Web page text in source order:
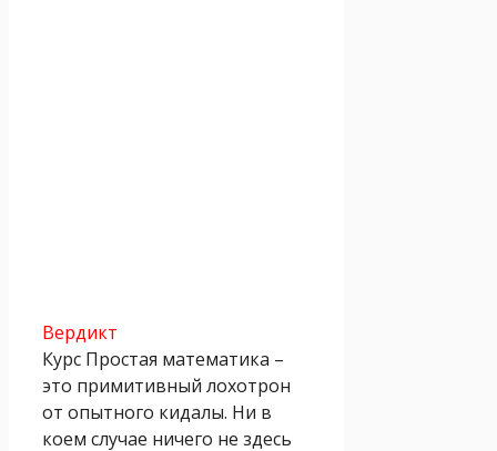
Вердикт
Курс Простая математика –
это примитивный лохотрон
от опытного кидалы. Ни в
коем случае ничего не здесь